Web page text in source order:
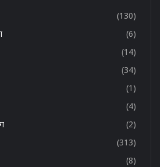
(130)
(6)
(14)
(34)
(1)
(4)
(2)
(313)
(8)